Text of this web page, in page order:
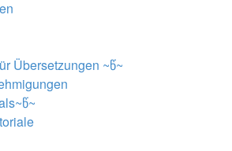
Übersetzungen ~წ~